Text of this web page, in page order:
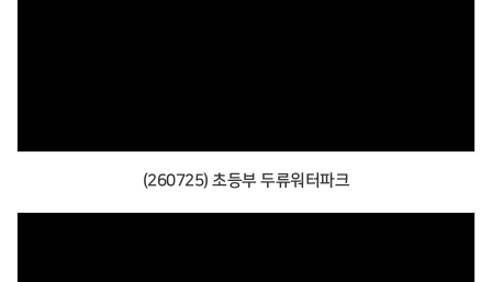
(260725) 초등부 두류워터파크